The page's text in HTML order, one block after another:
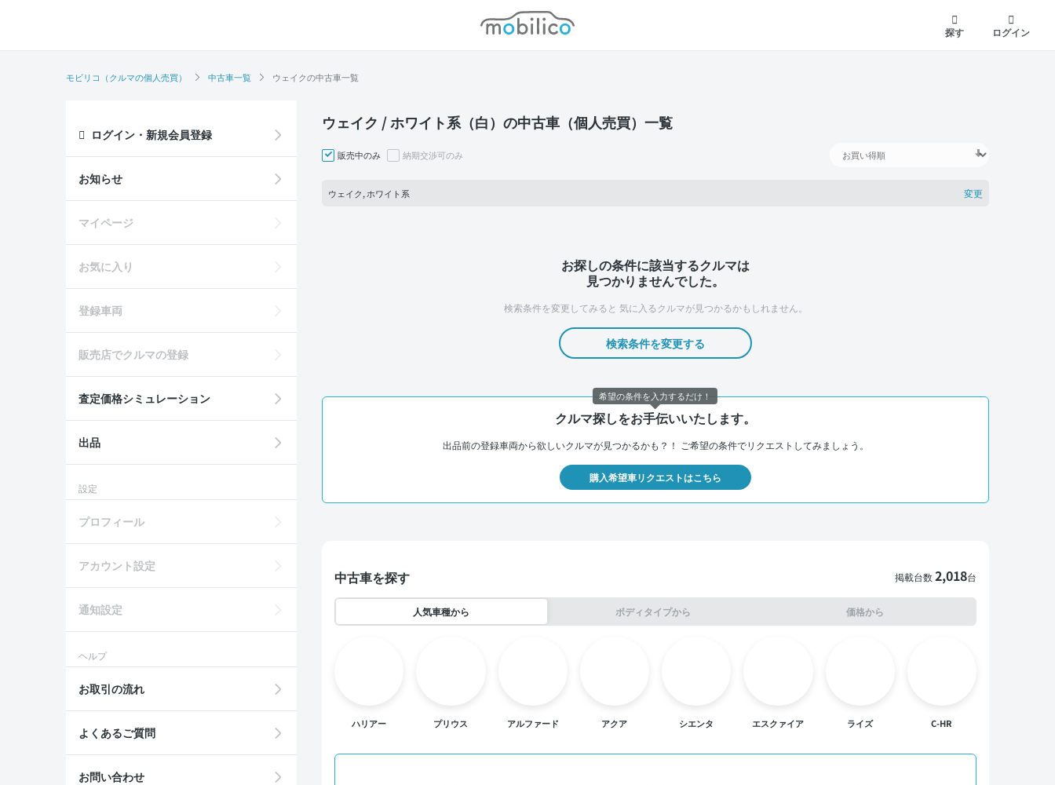
モビリコ
探す
ログイン
モビリコ（クルマの個人売買） 中古車一覧 ウェイクの中古車一覧
ウェイク / ホワイト系（白）の中古車（個人売買）一覧
販売中のみ 納期交渉可のみ
ウェイク, ホワイト系 変更
お探しの条件に該当するクルマは
見つかりませんでした。
検索条件を変更してみると 気に入るクルマが見つかるかもしれません。
検索条件を変更する
クルマ探しをお手伝いいたします。
出品前の登録車両から欲しいクルマが見つかるかも？！ ご希望の条件でリクエストしてみましょう。
購入希望車リクエストはこちら
中古車を探す 掲載台数2,018台
人気車種から ボディタイプから 価格から
ハリアー プリウス アルファード アクア シエンタ エスクァイア ライズ C-HR
ログイン・新規会員登録
お知らせ
マイページ
お気に入り
登録車両
販売店でクルマの登録
査定価格シミュレーション
出品
設定
プロフィール
アカウント設定
通知設定
ヘルプ
お取引の流れ
よくあるご質問
お問い合わせ
希望の条件を入力するだけ！